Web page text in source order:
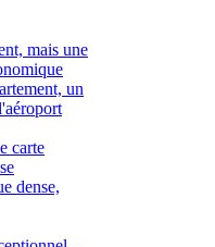
mais une
un
carte
dense,